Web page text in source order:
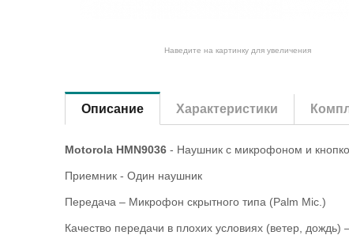
Наведите на картинку для увеличения
Описание Характеристики
Motorola HMN9036 - Наушник с микрофоном и
Приемник - Один наушник
Передача – Микрофон скрытного типа (Palm Mic.)
Качество передачи в плохих условиях (ветер, дождь)